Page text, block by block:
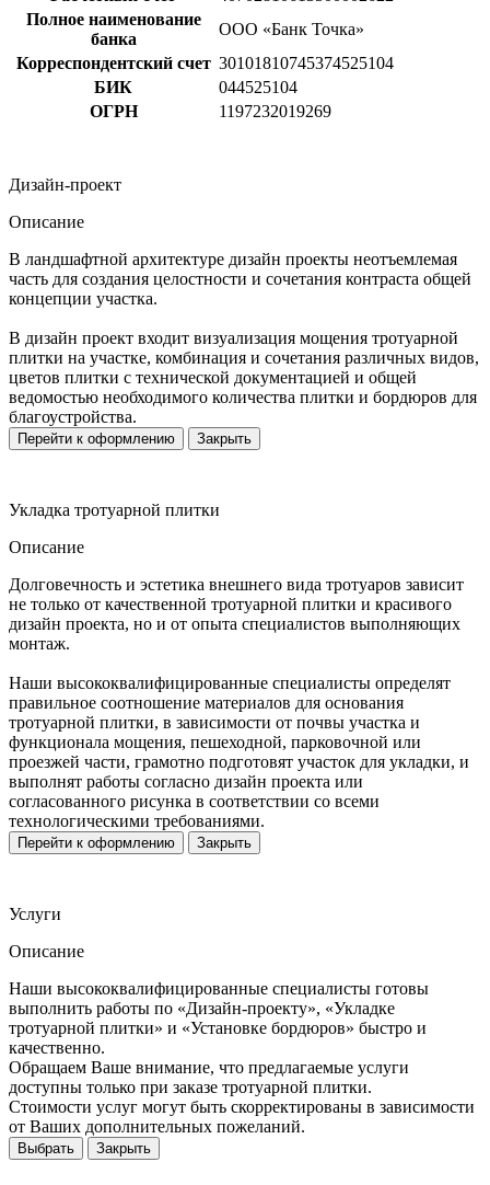
Полное наименование
банка
ООО «Банк Точка»
Корреспондентский счет 30101810745374525104
БИК
044525104
ОГРН
1197232019269
Дизайн-проект
Описание
В ландшафтной архитектуре дизайн проекты неотъемлемая
часть для создания целостности и сочетания контраста общей
концепции участка.
В дизайн проект входит визуализация мощения тротуарной
плитки на участке, комбинация и сочетания различных видов,
цветов плитки с технической документацией и общей
ведомостью необходимого количества плитки и бордюров для
благоустройства.
Перейти к оформлению Закрыть
Укладка тротуарной плитки
Описание
Долговечность и эстетика внешнего вида тротуаров зависит
не только от качественной тротуарной плитки и красивого
дизайн проекта, но и от опыта специалистов выполняющих
монтаж.
Наши высококвалифицированные специалисты определят
правильное соотношение материалов для основания
тротуарной плитки, в зависимости от почвы участка и
функционала мощения, пешеходной, парковочной или
проезжей части, грамотно подготовят участок для укладки, и
выполнят работы согласно дизайн проекта или
согласованного рисунка в соответствии со всеми
технологическими требованиями.
Перейти к оформлению Закрыть
Услуги
Описание
Наши высококвалифицированные специалисты готовы
выполнить работы по «Дизайн-проекту», «Укладке
тротуарной плитки» и «Установке бордюров» быстро и
качественно.
Обращаем Ваше внимание, что предлагаемые услуги
доступны только при заказе тротуарной плитки.
Стоимости услуг могут быть скорректированы в зависимости
от Ваших дополнительных пожеланий.
Выбрать Закрыть